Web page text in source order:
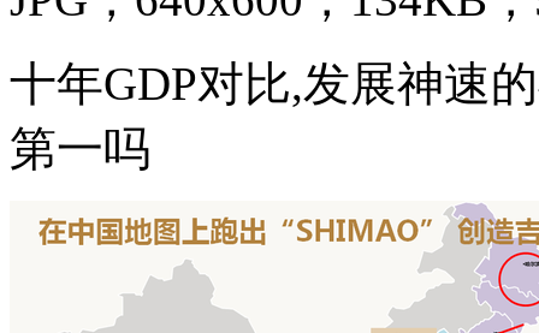
十年GDP对比,发展神速
第一吗